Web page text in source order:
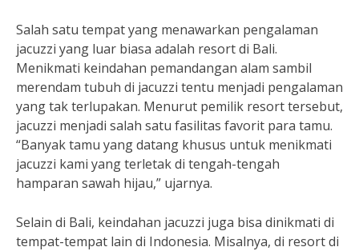
Salah satu tempat yang menawarkan pengalaman
jacuzzi yang luar biasa adalah resort di Bali.
Menikmati keindahan pemandangan alam sambil
merendam tubuh di jacuzzi tentu menjadi pengalaman
yang tak terlupakan. Menurut pemilik resort tersebut,
jacuzzi menjadi salah satu fasilitas favorit para tamu.
“Banyak tamu yang datang khusus untuk menikmati
jacuzzi kami yang terletak di tengah-tengah
hamparan sawah hijau,” ujarnya.
Selain di Bali, keindahan jacuzzi juga bisa dinikmati di
tempat-tempat lain di Indonesia. Misalnya, di resort di